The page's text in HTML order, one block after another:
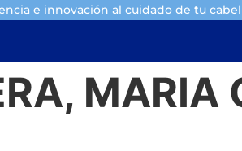
e innovación al cuidado de tu
MARIA